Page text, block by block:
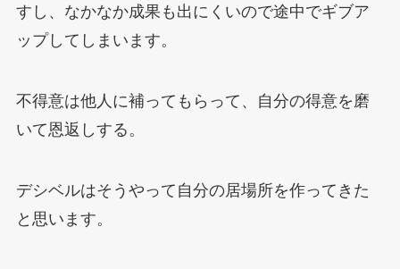
すし、なかなか成果も出にくいので途中でギブア
ップしてしまいます。
不得意は他人に補ってもらって、自分の得意を磨
いて恩返しする。
デシベルはそうやって自分の居場所を作ってきた
と思います。